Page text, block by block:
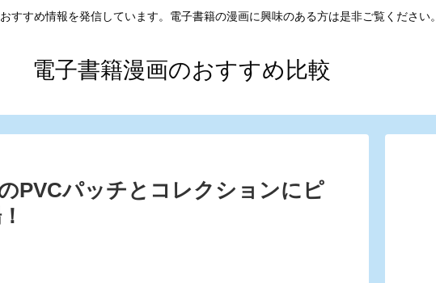
すすめ情報を発信しています。電子書籍の漫画に興味のある方は是非ご覧ください。
電子書籍漫画のおすすめ比較
PVCパッチとコレクションにピ